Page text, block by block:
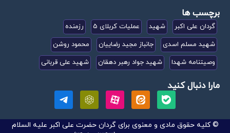
برچسب ها
گردان علی اکبر شهید عملیات کربلای 5
رزمنده
شهید مسلم اسدی
جانباز مجید رضاییان
محمود روشن
وصیتنامه شهدا
شهید جواد رهبر دهقان شهید علی قربانی
مارا دنبال کنید
© کلیه حقوق مادی و معنوی برای گردان حضرت علی اکبر علیه السلام